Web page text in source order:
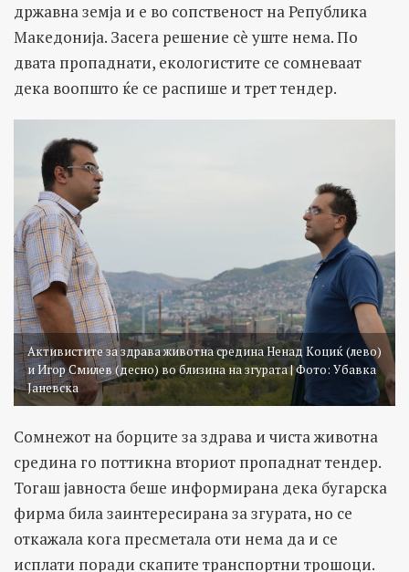
државна земја и е во сопственост на Република
Македонија. Засега решение сè уште нема. По
двата пропаднати, екологистите се сомневаат
дека воопшто ќе се распише и трет тендер.
Активистите за здрава животна средина Ненад Коциќ (лево)
и Игор Смилев (десно) во близина на згурата | Фото: Убавка
Јаневска
Сомнежот на борците за здрава и чиста животна
средина го поттикна вториот пропаднат тендер.
Тогаш јавноста беше информирана дека бугарска
фирма била заинтересирана за згурата, но се
откажала кога пресметала оти нема да и се
исплати поради скапите транспортни трошоци.